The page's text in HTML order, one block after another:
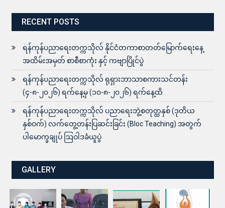
RECENT POSTS
ရန်ကုန်ပညာရေးတက္ကသိုလ် နိုင်ငံတကာစာတတ်မြောက်ရေးနေ့
အထိမ်းအမှတ် စာစီစာကုံး နှင့် ကဗျာပြိုင်ပွဲ
ရန်ကုန်ပညာရေးတက္ကသိုလ် ရုရှားဘာသာစကားသင်တန်း
(၄-၈-၂၀၂၆) ရက်နေ့မှ (၁၀-၈-၂၀၂၆) ရက်နေ့ထိ
ရန်ကုန်ပညာရေးတက္ကသိုလ် ပညာရေးဘွဲ့စတုတ္ထနှစ် (ဒုတိယ
နှစ်ဝက်) လက်တွေ့တန်းပြဆင်းခြင်း (Bloc Teaching) အတွက်
ပါမောက္ခချုပ် ဩဝါဒခံယူပွဲ
GALLERY